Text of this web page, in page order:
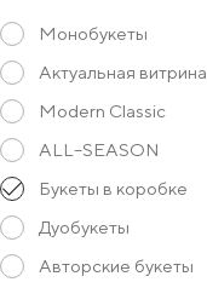
Монобукеты
Актуальная витрина
Modern Classic
ALL–SEASON
Букеты в коробке
Дуобукеты
Авторские букеты